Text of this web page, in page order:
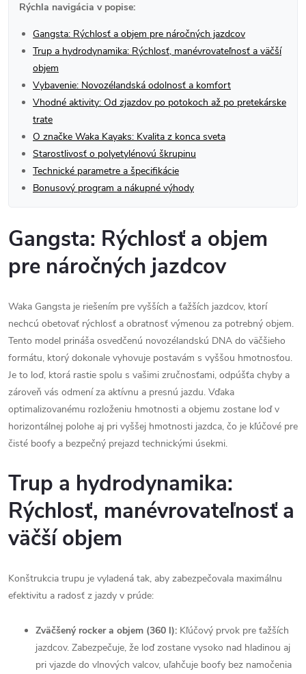
Rýchla navigácia v popise:
Gangsta: Rýchlosť a objem pre náročných jazdcov
Trup a hydrodynamika: Rýchlosť, manévrovateľnosť a väčší
objem
Vybavenie: Novozélandská odolnosť a komfort
Vhodné aktivity: Od zjazdov po potokoch až po pretekárske
trate
O značke Waka Kayaks: Kvalita z konca sveta
Starostlivosť o polyetylénovú škrupinu
Technické parametre a špecifikácie
Bonusový program a nákupné výhody
Gangsta: Rýchlosť a objem
pre náročných jazdcov
Waka Gangsta je riešením pre vyšších a ťažších jazdcov, ktorí
nechcú obetovať rýchlosť a obratnosť výmenou za potrebný objem.
Tento model prináša osvedčenú novozélandskú DNA do väčšieho
formátu, ktorý dokonale vyhovuje postavám s vyššou hmotnosťou.
Je to loď, ktorá rastie spolu s vašimi zručnosťami, odpúšťa chyby a
zároveň vás odmení za aktívnu a presnú jazdu. Vďaka
optimalizovanému rozloženiu hmotnosti a objemu zostane loď v
horizontálnej polohe aj pri vyššej hmotnosti jazdca, čo je kľúčové pre
čisté boofy a bezpečný prejazd technickými úsekmi.
Trup a hydrodynamika:
Rýchlosť, manévrovateľnosť a
väčší objem
Konštrukcia trupu je vyladená tak, aby zabezpečovala maximálnu
efektivitu a radosť z jazdy v prúde:
Zväčšený rocker a objem (360 l): Kľúčový prvok pre ťažších
jazdcov. Zabezpečuje, že loď zostane vysoko nad hladinou aj
pri vjazde do vlnových valcov, uľahčuje boofy bez namočenia